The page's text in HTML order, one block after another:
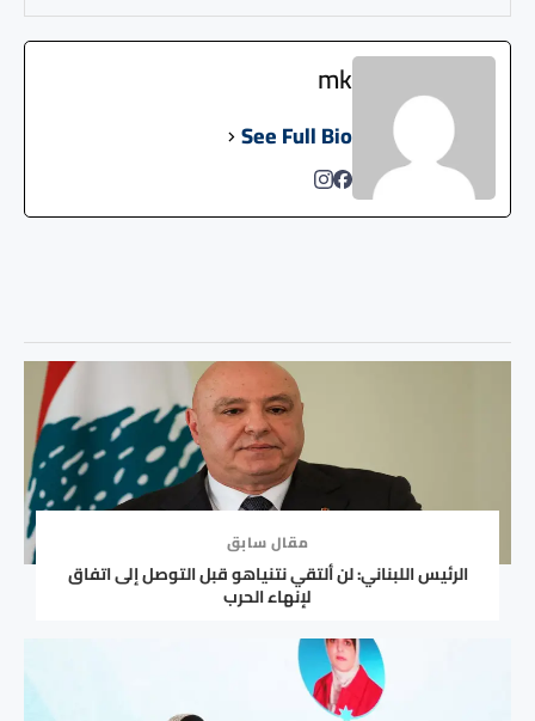
mk
See Full Bio
مقال سابق
الرئيس اللبناني: لن ألتقي نتنياهو قبل التوصل إلى اتفاق
لإنهاء الحرب